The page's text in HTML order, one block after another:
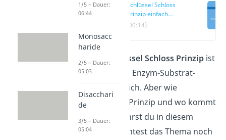
Schlüssel Schloss
Prinzip einfach
erklärt
(00:14)
Durch das Schlüssel Schloss Prinzipist
die Bildung eines Enzym-Substrat-
Komplexes möglich. Aber wie
funktioniert das Prinzip und wo kommt
es vor? Das erfährst du in diesem
Beitrag! Du möchtest das Thema noch
1/5 – Dauer:
06:44
Monosacc
haride
2/5 – Dauer:
05:03
Disacchari
de
3/5 – Dauer:
05:04